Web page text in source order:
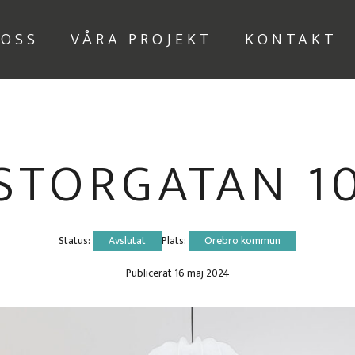
VÅRA PROJEKT KONTAKT
Status: Avslutat Plats:
Örebro kommun
Publicerat 16 maj 2024